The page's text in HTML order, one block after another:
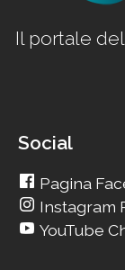
Il portale
Social
Pagina
Instagram
YouTube